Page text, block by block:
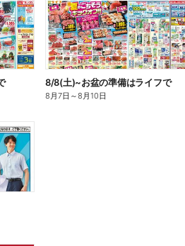
8/8(土)~お盆の準備はライフで
8月7日 ～8月10日